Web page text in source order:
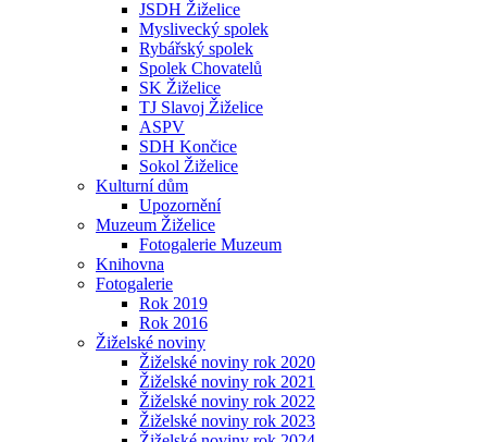
JSDH Žiželice
Myslivecký spolek
Rybářský spolek
Spolek Chovatelů
SK Žiželice
TJ Slavoj Žiželice
ASPV
SDH Končice
Sokol Žiželice
Kulturní dům
Upozornění
Muzeum Žiželice
Fotogalerie Muzeum
Knihovna
Fotogalerie
Rok 2019
Rok 2016
Žiželské noviny
Žiželské noviny rok 2020
Žiželské noviny rok 2021
Žiželské noviny rok 2022
Žiželské noviny rok 2023